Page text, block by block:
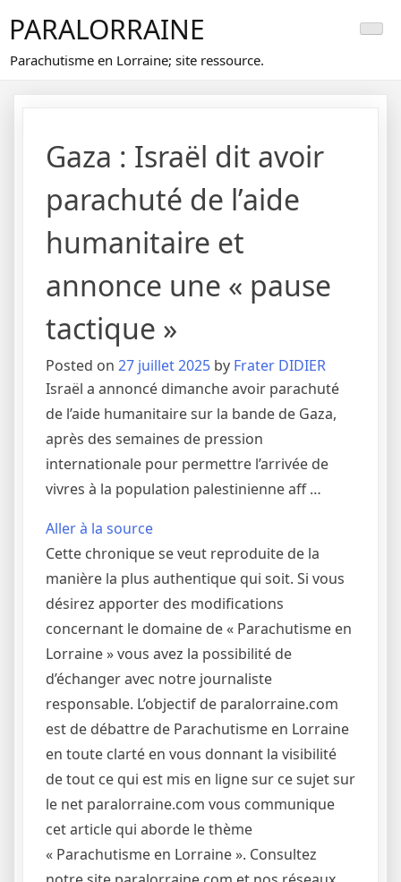
content
PARALORRAINE
Parachutisme en Lorraine; site ressource.
Gaza : Israël dit avoir
parachuté de l’aide
humanitaire et
annonce une « pause
tactique »
Posted on 27 juillet 2025 by Frater DIDIER
Israël a annoncé dimanche avoir parachuté
de l’aide humanitaire sur la bande de Gaza,
après des semaines de pression
internationale pour permettre l’arrivée de
vivres à la population palestinienne aff …
Aller à la source
Cette chronique se veut reproduite de la
manière la plus authentique qui soit. Si vous
désirez apporter des modifications
concernant le domaine de « Parachutisme en
Lorraine » vous avez la possibilité de
d’échanger avec notre journaliste
responsable. L’objectif de paralorraine.com
est de débattre de Parachutisme en Lorraine
en toute clarté en vous donnant la visibilité
de tout ce qui est mis en ligne sur ce sujet sur
le net paralorraine.com vous communique
cet article qui aborde le thème
« Parachutisme en Lorraine ». Consultez